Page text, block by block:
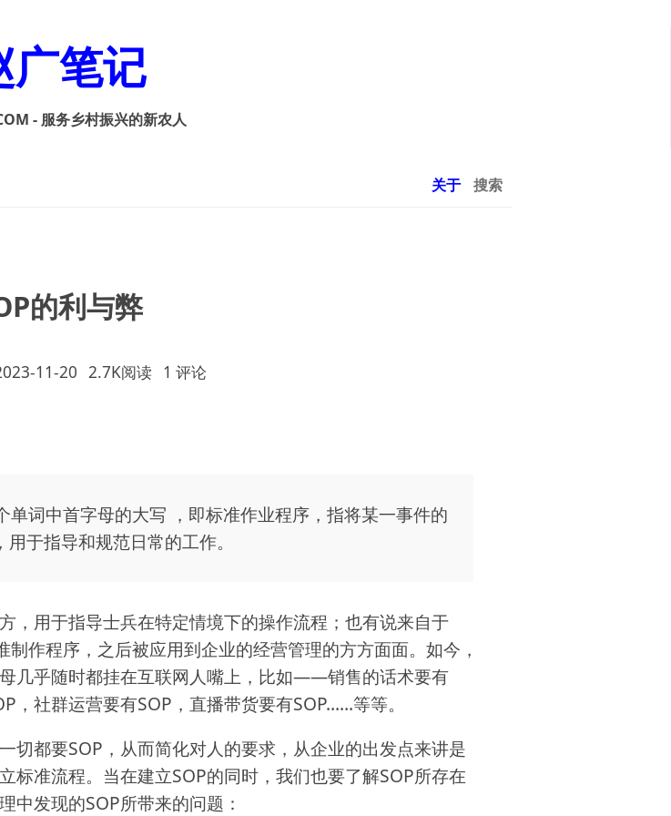
广笔记
- 服务乡村振兴的新农人
关于 搜索
的利与弊
11-20 2.7K阅读 1 评论
词中首字母的大写 ，即标准作业程序，指将某一事件的
于指导和规范日常的工作。
，用于指导士兵在特定情境下的操作流程；也有说来自于
作程序，之后被应用到企业的经营管理的方方面面。如今，
几乎随时都挂在互联网人嘴上，比如——销售的话术要有
，社群运营要有SOP，直播带货要有SOP……等等。
切都要SOP，从而简化对人的要求，从企业的出发点来讲是
标准流程。当在建立SOP的同时，我们也要了解SOP所存在
中发现的SOP所带来的问题：